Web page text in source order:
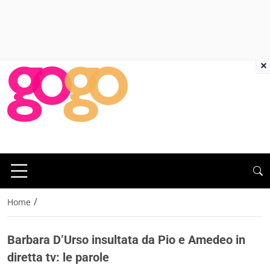
Home /
Barbara D’Urso insultata da Pio e Amedeo in
diretta tv: le parole
×